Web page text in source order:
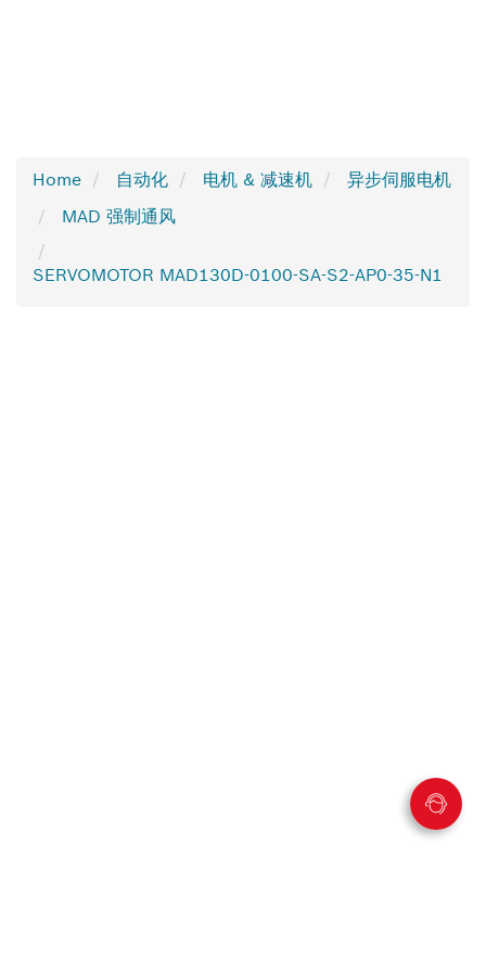
Home 自动化 电机 & 减速机
异步伺服电机
MAD 强制通风
SERVOMOTOR MAD130D-0100-SA-S2-AP0-35-N1